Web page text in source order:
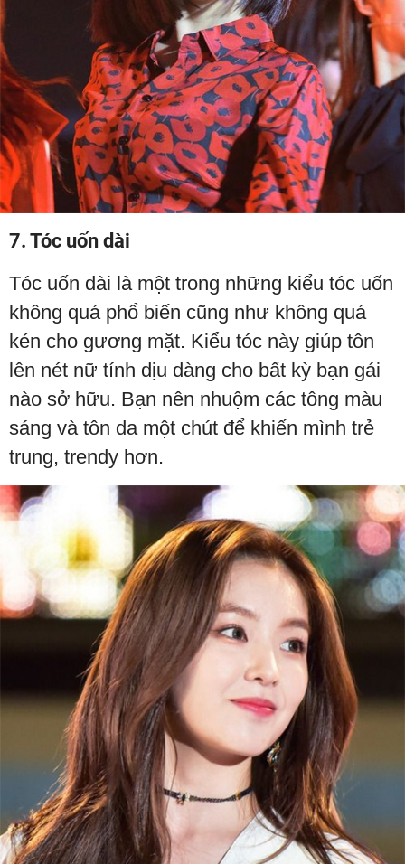
7. Tóc uốn dài
Tóc uốn dài là một trong những kiểu tóc uốn
không quá phổ biến cũng như không quá
kén cho gương mặt. Kiểu tóc này giúp tôn
lên nét nữ tính dịu dàng cho bất kỳ bạn gái
nào sở hữu. Bạn nên nhuộm các tông màu
sáng và tôn da một chút để khiến mình trẻ
trung, trendy hơn.